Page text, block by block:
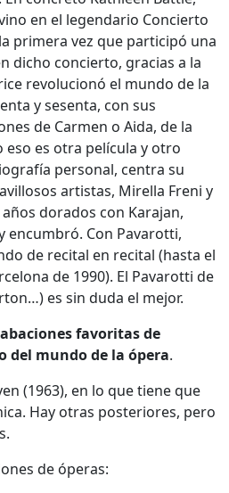
en el legendario Concierto
primera vez que participó una
dicho concierto, gracias a la
revolucionó el mundo de la
y sesenta, con sus
de Carmen o Aida, de la
eso es otra película y otro
personal, centra su
artistas, Mirella Freni y
dorados con Karajan,
encumbró. Con Pavarotti,
de recital en recital (hasta el
de 1990). El Pavarotti de
es sin duda el mejor.
favoritas de
del mundo de la ópera.
(1963), en lo que tiene que
Hay otras posteriores, pero
de óperas: